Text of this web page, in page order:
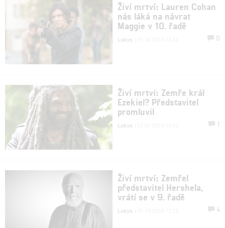
Živí mrtví: Lauren Cohan
nás láká na návrat
Maggie v 10. řadě
Lukys 0
Živí mrtví: Zemře král
Ezekiel? Představitel
promluvil
Lukys 1
Živí mrtví: Zemřel
představitel Hershela,
vrátí se v 9. řadě
Lukys 4